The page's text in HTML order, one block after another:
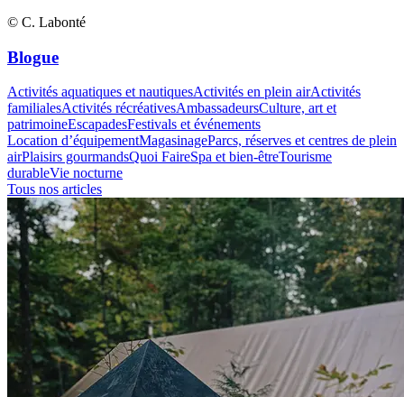
© C. Labonté
Blogue
Activités aquatiques et nautiquesActivités en plein airActivités
familialesActivités récréativesAmbassadeursCulture, art et
patrimoineEscapadesFestivals et événements
Location d’équipementMagasinageParcs, réserves et centres de plein
airPlaisirs gourmandsQuoi FaireSpa et bien-êtreTourisme
durableVie nocturne
Tous nos articles